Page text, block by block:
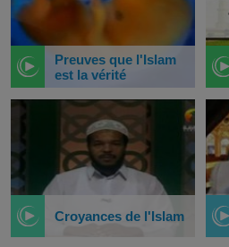
Preuves que l'Islam
est la vérité
Croyances de l'Islam